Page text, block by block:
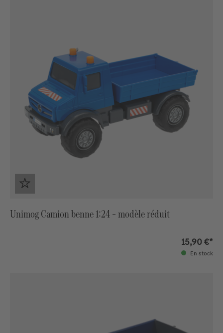
Unimog Camion benne 1:24 – modèle réduit
15,90 €*
En stock